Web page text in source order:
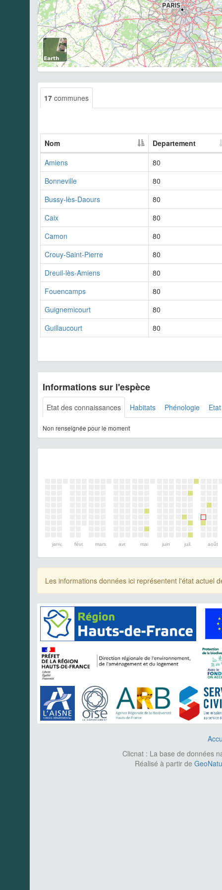
17 communes
Nom
Departement
Amiens
80
Bonneville
80
Bussy-lès-Daours
80
Caix
80
Camon
80
Crouy-Saint-Pierre
80
Dreuil-lès-Amiens
80
Fouencamps
80
Guignemicourt
80
Guillaucourt
80
Informations sur l'espèce
Etat des connaissances Habitats Phénologie
Non renseignée pour le moment
janv. févr. mars avr. mai juin juil. août
Les informations données ici représentent l'état actuel
Clicnat : La base de données
Réalisé à partir de